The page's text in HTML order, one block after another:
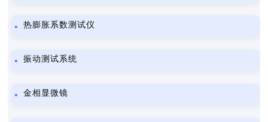
热膨胀系数测试仪
振动测试系统
金相显微镜